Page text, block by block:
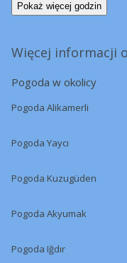
Pokaż więcej godzin
Więcej informacji
Pogoda w okolicy
Pogoda Alikamerli
Pogoda Yaycı
Pogoda Kuzugüden
Pogoda Akyumak
Pogoda Iğdır